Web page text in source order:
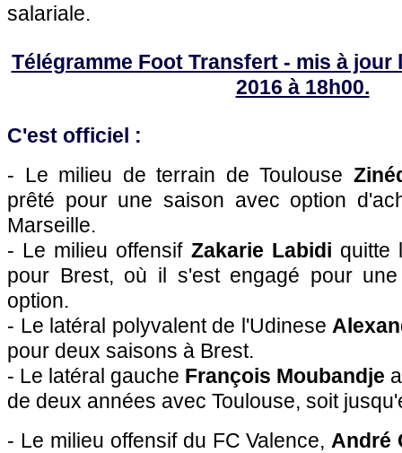
salariale.
Télégramme Foot Transfert - mis à jour
2016 à 18h00.
C'est officiel :
- Le milieu de terrain de Toulouse
prêté pour une saison avec option
Marseille.
- Le milieu offensif Zakarie Labidi quitte
pour Brest, où il s'est engagé pour
option.
- Le latéral polyvalent de l'Udinese
pour deux saisons à Brest.
- Le latéral gauche François Moubandje
de deux années avec Toulouse, soit
- Le milieu offensif du FC Valence, André